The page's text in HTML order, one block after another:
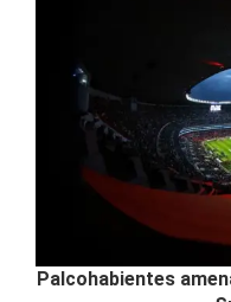
Palcohabientes